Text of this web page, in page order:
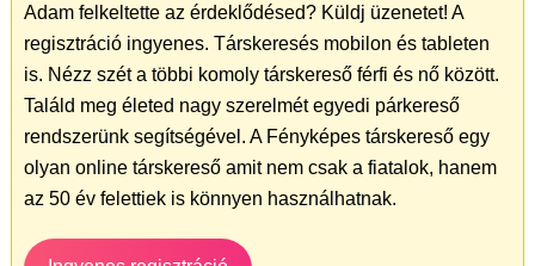
Adam felkeltette az érdeklődésed? Küldj üzenetet! A
regisztráció ingyenes. Társkeresés mobilon és tableten
is. Nézz szét a többi komoly társkereső férfi és nő között.
Találd meg életed nagy szerelmét egyedi párkereső
rendszerünk segítségével. A Fényképes társkereső egy
olyan online társkereső amit nem csak a fiatalok, hanem
az 50 év felettiek is könnyen használhatnak.